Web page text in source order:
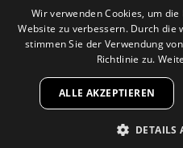
Schon
Copyright © 2026
Wir verwenden Cookies, um
Website zu verbessern. Durch die
stimmen Sie der Verwendung
Richtlinie zu.
ALLE AKZEPTIEREN
DETAILS